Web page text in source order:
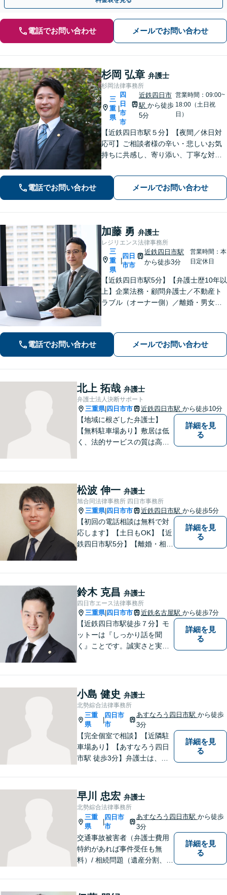
電話でお問い合わせ メールでお問い合わせ
杉岡 弘章 弁護士
杉岡法律事務所
三
重
県
四
日
市
市
近鉄四日市
駅 から徒歩
5分
営業時間：09:00~
18:00（土日祝
日）
【近鉄四日市駅５分】【夜間／休日対
応可】ご相談者様の辛い・悲しいお気
持ちに共感し、寄り添い、丁寧な対応
相続／刑事事件など、幅広く対応【地
域に根ざした弁護士】お気軽にお問い
合わせください。
電話でお問い合わせ メールでお問い合わせ
加藤 勇 弁護士
レジリエンス法律事務所
三
重
県
四日
市市
近鉄四日市駅
から徒歩3分
営業時間：本
日定休日
【近鉄四日市駅5分】【弁護士歴10年以
上】企業法務・顧問弁護士／不動産ト
ラブル（オーナー側）／離婚・男女問
てまいります【多才な他士業との連携
が強み】【完全個室でご相談】
電話でお問い合わせ メールでお問い合わせ
北上 拓哉 弁護士
弁護士法人決断サポート
三重県| 四日市市 近鉄四日市駅 から徒歩10分
【地域に根ざした弁護士】
【無料駐車場あり】敷居は低
く、法的サービスの質は高く
題／離婚問題／相続問題／企
業法務など、幅広く対応可
能。【明確な料金体系】どう
ぞご連絡ください。
詳細を見
る
松波 伸一 弁護士
旭合同法律事務所 四日市事務所
三重県| 四日市市 近鉄四日市駅 から徒歩5分
【初回の電話相談は無料で対
応します】【土日もOK】【近
鉄四日市駅5分】【離婚・相続
刑事事件全般】双方ともに納
得する解決を目指します【交
通事故】示談金の増額に向け
尽力
詳細を見
る
鈴木 克昌 弁護士
四日市エース法律事務所
三重県| 四日市市 近鉄名古屋駅 から徒歩7分
【近鉄四日市駅徒歩７分】モ
ットーは『しっかり話を聞
く』ことです。誠実さと実直
（使用者側）／交通事故／相
続問題など、幅広く対応。お
気軽にご相談ください。
詳細を見
る
小島 健史 弁護士
北勢綜合法律事務所
三重
県
四日市
市
あすなろう四日市駅 から徒歩
3分
【完全個室で相談】【近隣駐
車場あり】【あすなろう四日
市駅 徒歩3分】弁護士は、依
わからないことがあれば、何
でも聞いてください。 問題解
決に向かって一緒に頑張りま
しょう。
詳細を見
る
早川 忠宏 弁護士
北勢綜合法律事務所
三重
県
四日市
市
あすなろう四日市駅 から徒歩
3分
交通事故被害者（弁護士費用
特約があれば事件受任も無
料）/ 相続問題（遺産分割、遺
さい。
詳細を見
る